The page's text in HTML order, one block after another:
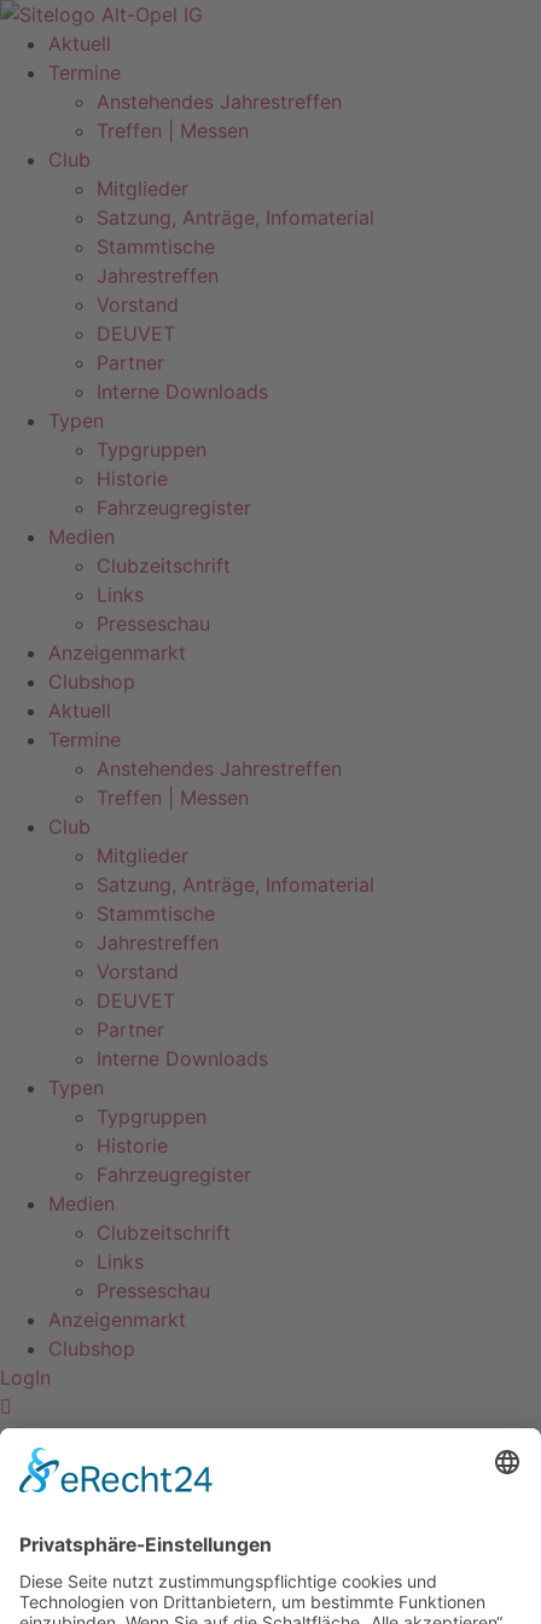
Zum
Inhalt
springen
Aktuell
Termine
Anstehendes Jahrestreffen
Treffen | Messen
Club
Mitglieder
Satzung, Anträge, Infomaterial
Stammtische
Jahrestreffen
Vorstand
DEUVET
Partner
Interne Downloads
Typen
Typgruppen
Historie
Fahrzeugregister
Medien
Clubzeitschrift
Links
Presseschau
Anzeigenmarkt
Clubshop
Aktuell
Termine
Anstehendes Jahrestreffen
Treffen | Messen
Club
Mitglieder
Satzung, Anträge, Infomaterial
Stammtische
Jahrestreffen
Vorstand
DEUVET
Partner
Interne Downloads
Typen
Typgruppen
Historie
Fahrzeugregister
Medien
Clubzeitschrift
Links
Presseschau
Anzeigenmarkt
Clubshop
LogIn
Mathes, Jürgen
Impressum
Datenschutzerklärung
Mitgliederbereich